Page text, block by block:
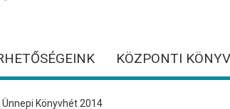
KÖZPONTI
Ünnepi Könyvhét 2014